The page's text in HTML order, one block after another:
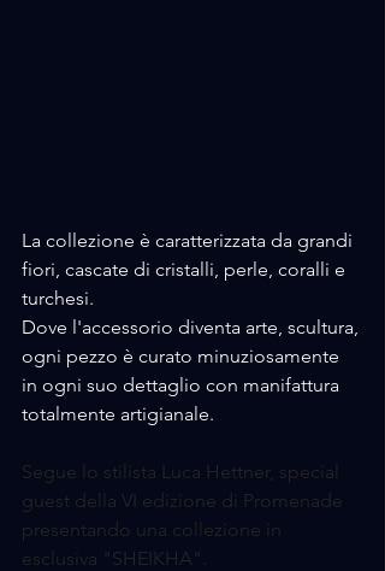
La collezione è caratterizzata da grandi
fiori, cascate di cristalli, perle, coralli e
turchesi.
Dove l'accessorio diventa arte, scultura,
ogni pezzo è curato minuziosamente
in ogni suo dettaglio con manifattura
totalmente artigianale.
Segue lo stilista Luca Hettner, special
guest della VI edizione di Promenade
presentando una collezione in
esclusiva "SHEIKHA".